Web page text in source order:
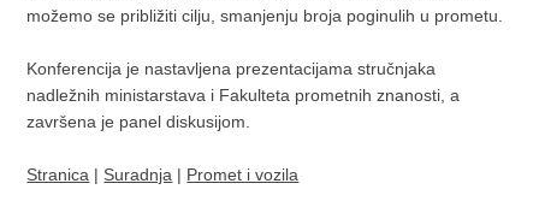
možemo se približiti cilju, smanjenju broja poginulih u prometu.
Konferencija je nastavljena prezentacijama stručnjaka
nadležnih ministarstava i Fakulteta prometnih znanosti, a
završena je panel diskusijom.
Stranica | Suradnja | Promet i vozila